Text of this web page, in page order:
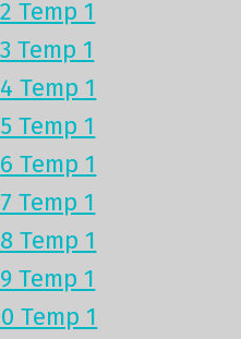
Temp 1
Temp 1
Temp 1
Temp 1
Temp 1
Temp 1
Temp 1
Temp 1
Temp 1